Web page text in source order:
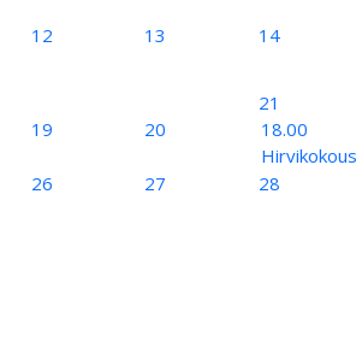
12 13 14
19 20
21
18.00
Hirvikokous
26 27 28